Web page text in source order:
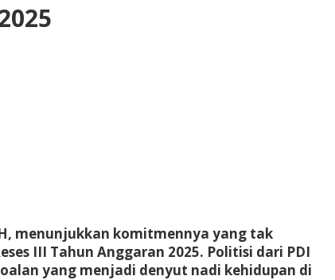
menunjukkan komitmennya yang tak
III Tahun Anggaran 2025. Politisi dari PDI
yang menjadi denyut nadi kehidupan di